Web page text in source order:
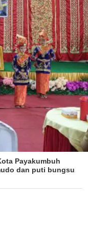
Payakumbuh
dan puti bungsu